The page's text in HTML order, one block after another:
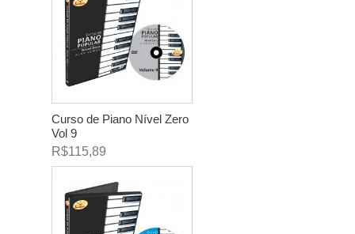
Curso de Piano Nível Zero
Vol 9
R$115,89